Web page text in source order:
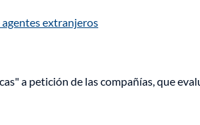
agentes extranjeros
a petición de las compañías, que